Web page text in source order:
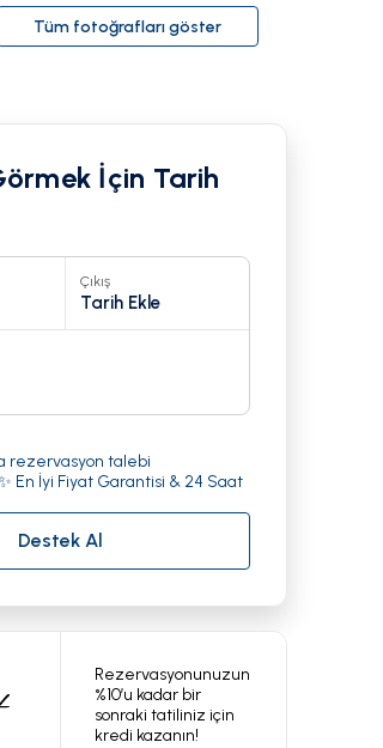
Tüm fotoğrafları göster
İçin Tarih
Çıkış
Tarih Ekle
rezervasyon talebi
En İyi Fiyat Garantisi & 24 Saat
Destek Al
Rezervasyonunuzun
%10’u kadar bir
sonraki tatiliniz için
kredi kazanın!